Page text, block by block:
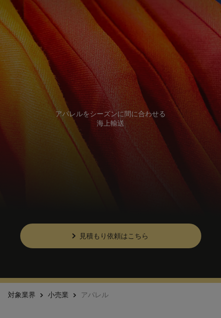
アパレルをシーズンに間に合わせる
海上輸送
見積もり依頼はこちら
対象業界 小売業 アパレル